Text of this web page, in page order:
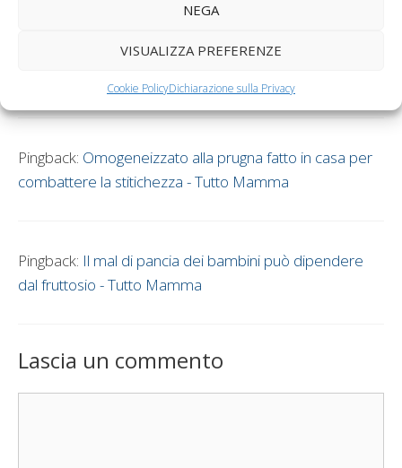
NEGA
VISUALIZZA PREFERENZE
Cookie PolicyDichiarazione sulla Privacy
Ipotiroidismo congenito, l’importanza dello
screening neonatale - Tutto Mamma
Pingback: Omogeneizzato alla prugna fatto in casa per
combattere la stitichezza - Tutto Mamma
Pingback: Il mal di pancia dei bambini può dipendere
dal fruttosio - Tutto Mamma
Lascia un commento